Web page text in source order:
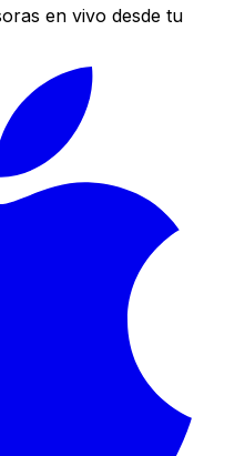
en vivo desde tu